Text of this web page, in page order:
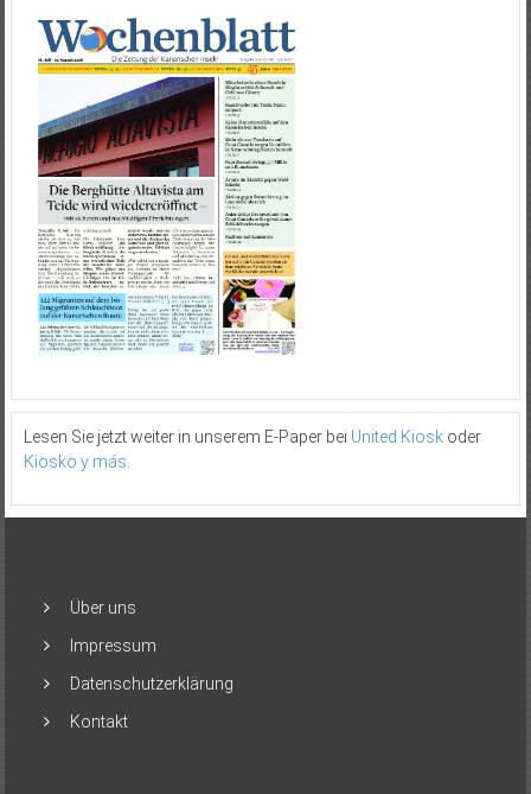
Lesen Sie jetzt weiter in unserem E-Paper bei United Kioskoder
Kiosko y más
Über uns
Impressum
Datenschutzerklärung
Kontakt